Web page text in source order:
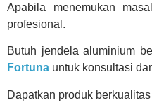
Apabila menemukan
profesional.
Butuh jendela aluminium
Fortuna untuk konsultasi
Dapatkan produk